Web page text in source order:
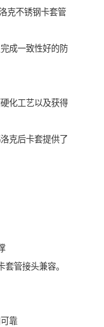
克不锈钢卡套管
成一致性好的防
化工艺以及获得
克后卡套提供了
管接头兼容。
靠